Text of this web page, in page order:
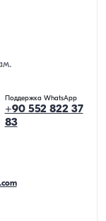
Поддержка WhatsApp
+90 552 822 37
83